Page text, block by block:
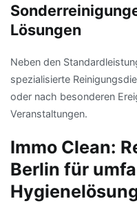
Lösungen
Neben den
spezialisierte
oder nach besonderen
Veranstaltungen.
Immo Clean:
Berlin für